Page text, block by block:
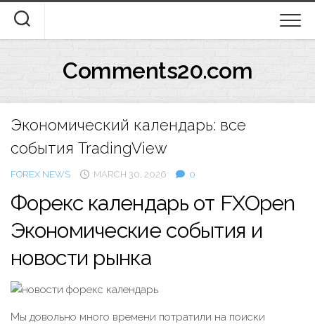
content
Comments20.com
Экономический календарь: все
события TradingView
FOREX NEWS MARCH 30, 2026 0
Форекс календарь от FXOpen
Экономические события и
новости рынка
Мы довольно много времени потратили на поиски